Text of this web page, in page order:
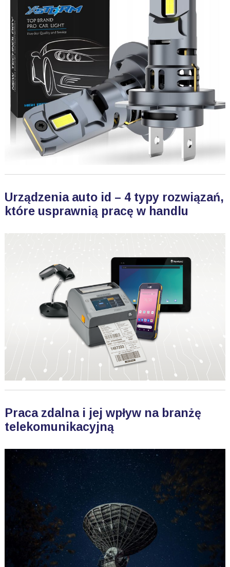
Urządzenia auto id – 4 typy rozwiązań,
które usprawnią pracę w handlu
Praca zdalna i jej wpływ na branżę
telekomunikacyjną